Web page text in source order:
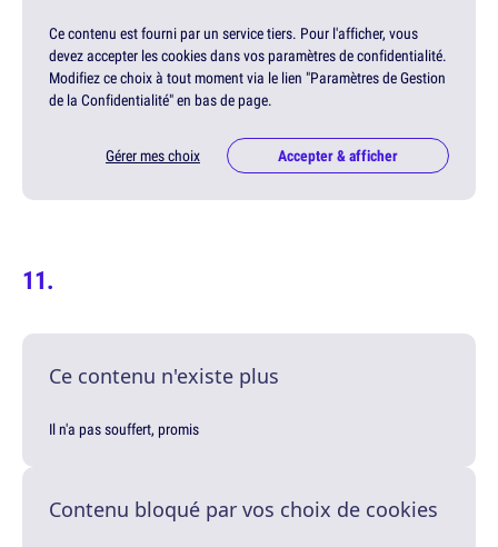
Ce contenu est fourni par un service tiers. Pour l'afficher, vous
devez accepter les cookies dans vos paramètres de confidentialité.
Modifiez ce choix à tout moment via le lien "Paramètres de Gestion
de la Confidentialité" en bas de page.
Gérer mes choix Accepter & afficher
Ce contenu n'existe plus
Il n'a pas souffert, promis
Contenu bloqué par vos choix de cookies